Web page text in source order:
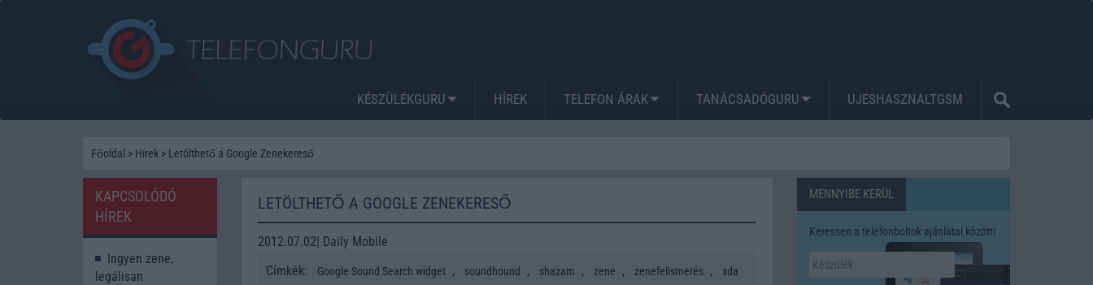
KÉSZÜLÉKGURU HÍREK TELEFON ÁRAK TANÁCSADÓGURU UJESHASZNALTGSM
Főoldal > Hírek > Letölthető a Google Zenekereső
LETÖLTHETŐ A GOOGLE ZENEKERESŐ
2012.07.02| Daily Mobile
Címkék:
Google Sound Search widget , soundhound , shazam , zene , zenefelismerés , xda
KAPCSOLÓDÓ
HÍREK
Ingyen zene,
legálisan
MENNYIBE KERÜL
Keressen a telefonboltok ajánlatai között!